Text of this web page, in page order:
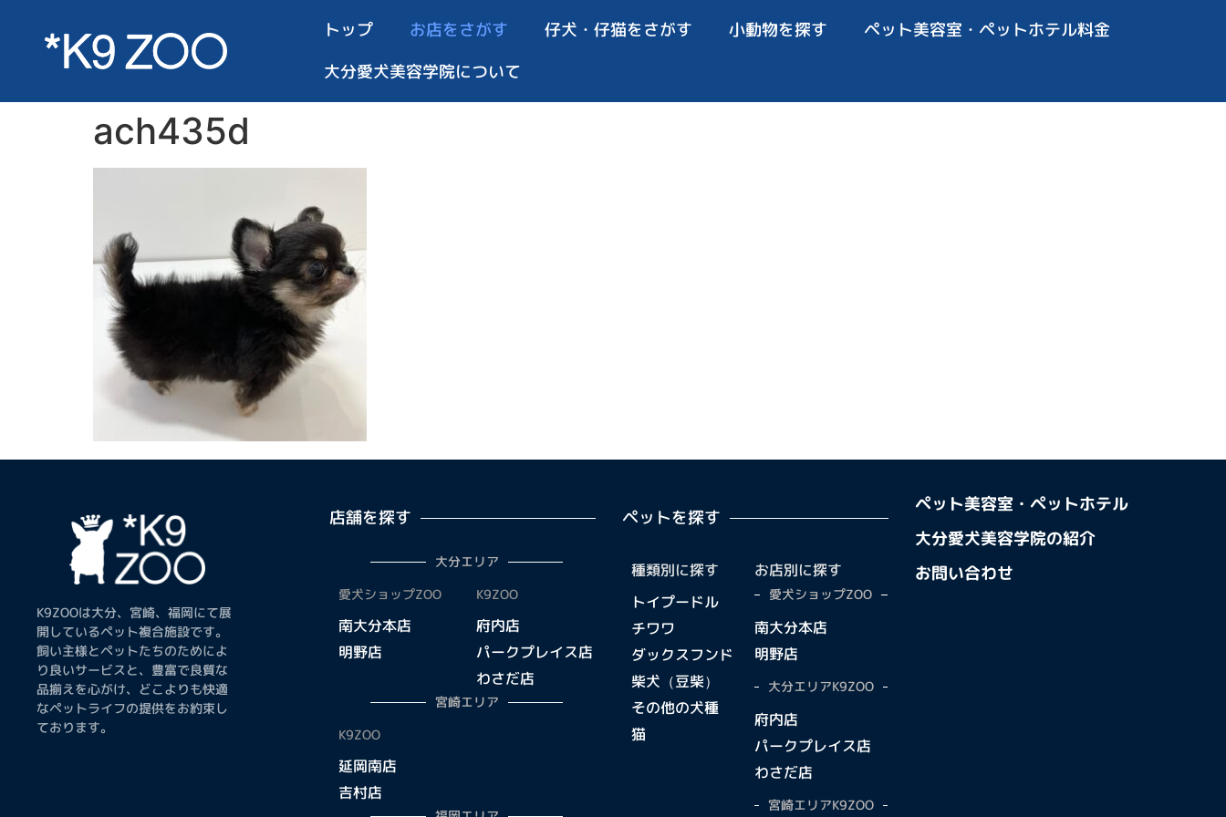
トップ お店をさがす 仔犬・仔猫をさがす 小動物を探す
ペット美容室・ペットホテル料金
大分愛犬美容学院について
ach435d
K9ZOOは大分、宮崎、福岡にて展
開しているペット複合施設です。
飼い主様とペットたちのためによ
り良いサービスと、豊富で良質な
品揃えを心がけ、どこよりも快適
なペットライフの提供をお約束し
ております。
店舗を探す
大分エリア
愛犬ショップZOO
南大分本店
明野店
K9ZOO
府内店
パークプレイス店
わさだ店
宮崎エリア
K9ZOO
延岡南店
吉村店
ペットを探す
種類別に探す
トイプードル
チワワ
ダックスフンド
柴犬（豆柴）
その他の犬種
猫
お店別に探す
愛犬ショップZOO
南大分本店
明野店
大分エリアK9ZOO
府内店
パークプレイス店
わさだ店
宮崎エリアK9ZOO
ペット美容室・ペットホテル
大分愛犬美容学院の紹介
お問い合わせ